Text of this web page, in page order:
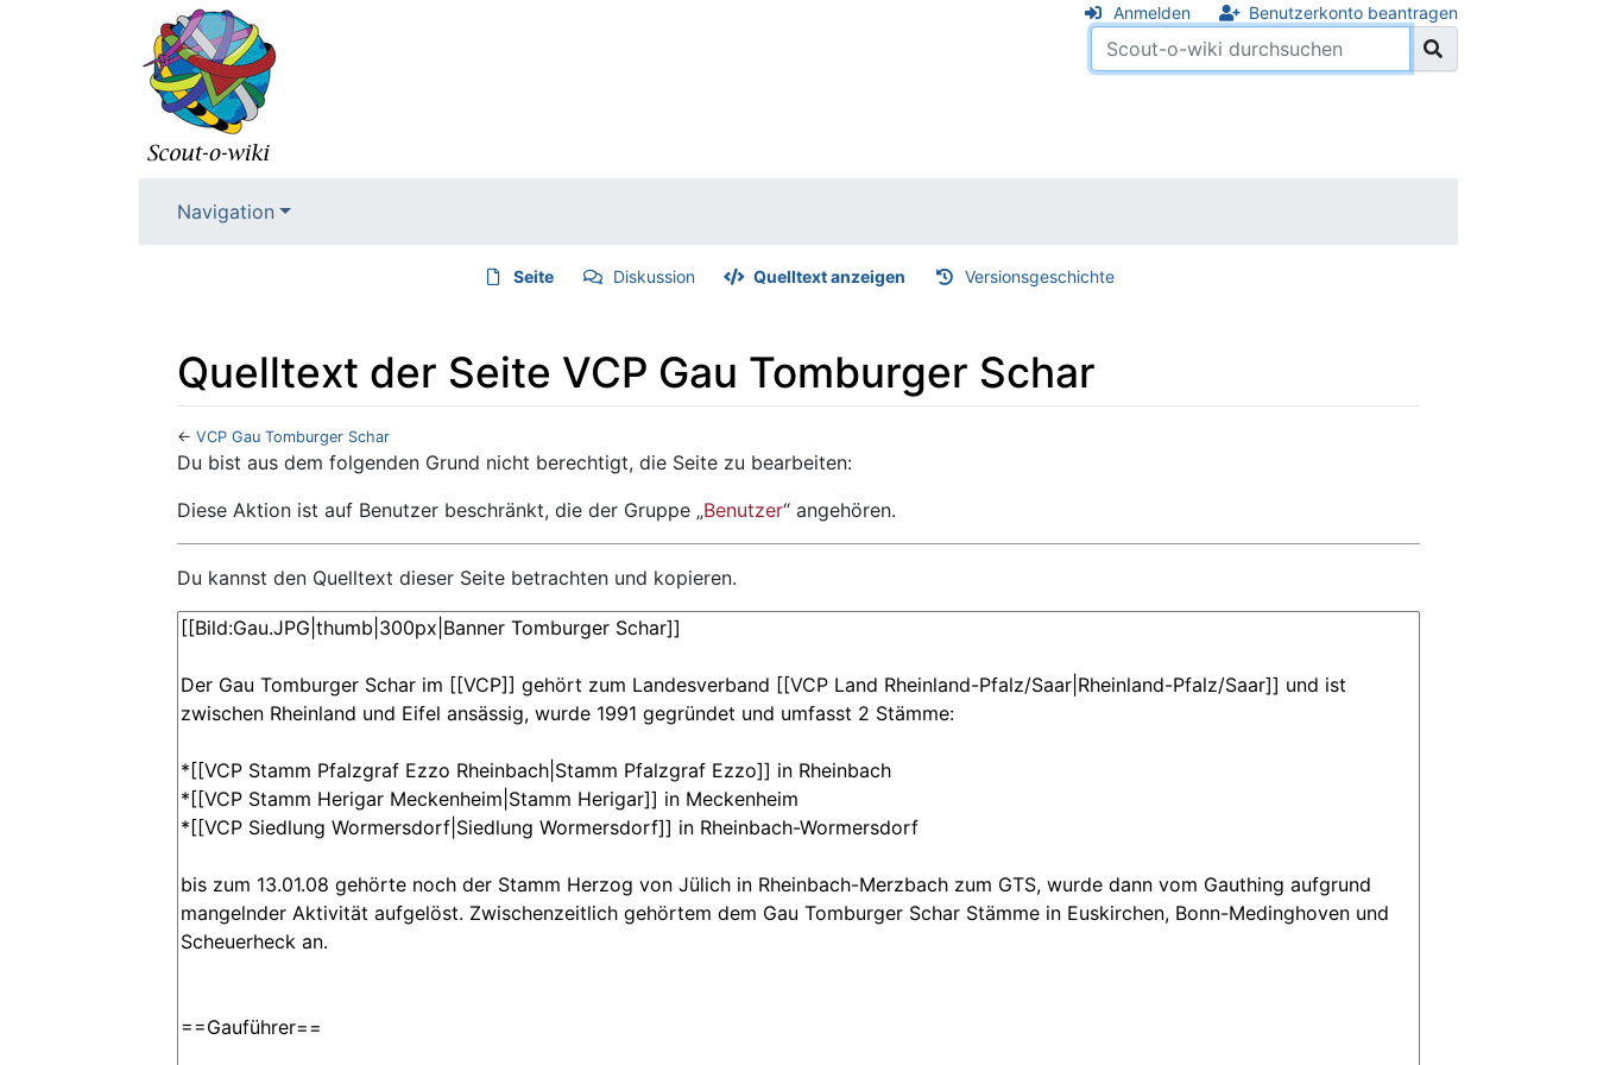
Anmelden Benutzerkonto beantragen
Navigation
Seite Diskussion Quelltext anzeigen Versionsgeschichte
Quelltext der Seite VCP Gau Tomburger Schar
← VCP Gau Tomburger Schar
Wechseln zu:Navigation,Suche
Du bist aus dem folgenden Grund nicht berechtigt, die Seite zu bearbeiten:
Diese Aktion ist auf Benutzer beschränkt, die der Gruppe „Benutzer“ angehören.
Du kannst den Quelltext dieser Seite betrachten und kopieren.